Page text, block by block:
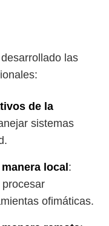
las
de la
sistemas
local :
ofimáticas.